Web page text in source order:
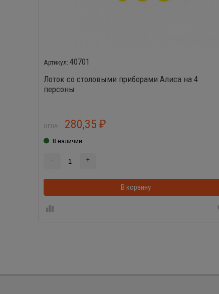
40701
Лоток со столовыми приборами Алиса на 4
персоны
ЦЕНА: 280,35 ₽
В наличии
- +
В корзину